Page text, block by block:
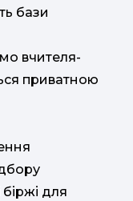
бази
вчителя-
приватною
біржі для